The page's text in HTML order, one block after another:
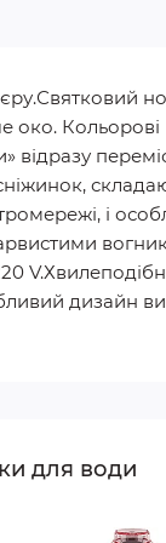
Кольорові
відразу
і
дизайн
для води